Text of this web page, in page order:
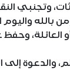
وتجنبي
واليوم
وحفظ
إلى